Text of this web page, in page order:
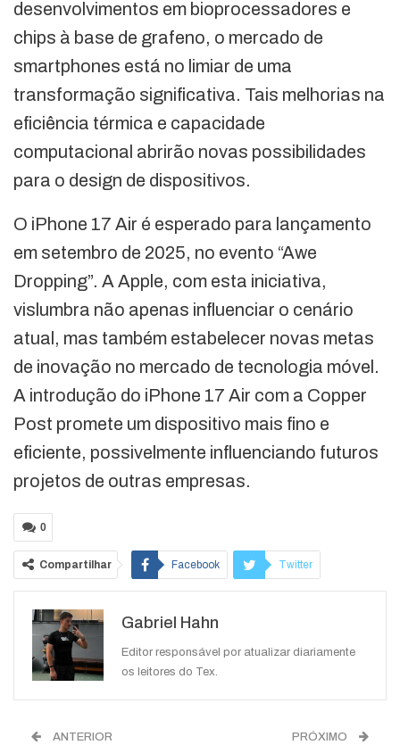
desenvolvimentos em bioprocessadores e
chips à base de grafeno, o mercado de
smartphones está no limiar de uma
transformação significativa. Tais melhorias na
eficiência térmica e capacidade
computacional abrirão novas possibilidades
para o design de dispositivos.
O iPhone 17 Air é esperado para lançamento
em setembro de 2025, no evento “Awe
Dropping”. A Apple, com esta iniciativa,
vislumbra não apenas influenciar o cenário
atual, mas também estabelecer novas metas
de inovação no mercado de tecnologia móvel.
A introdução do iPhone 17 Air com a Copper
Post promete um dispositivo mais fino e
eficiente, possivelmente influenciando futuros
projetos de outras empresas.
0
Compartilhar Facebook Twitter
WhatsApp
Gabriel Hahn
Editor responsável por atualizar diariamente
os leitores do Tex.
ANTERIOR PRÓXIMO